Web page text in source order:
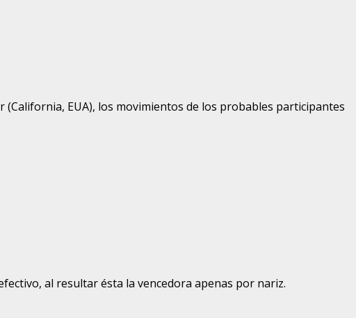
(California, EUA), los movimientos de los probables participantes
al resultar ésta la vencedora apenas por nariz.